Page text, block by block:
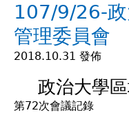
裡
107/9/26-政
管理委員會
2018.10.31 發佈
政治大學
第72次會議記錄